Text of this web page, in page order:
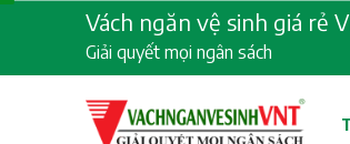
content
Vách ngăn vệ sinh giá rẻ
Giải quyết mọi ngân sách